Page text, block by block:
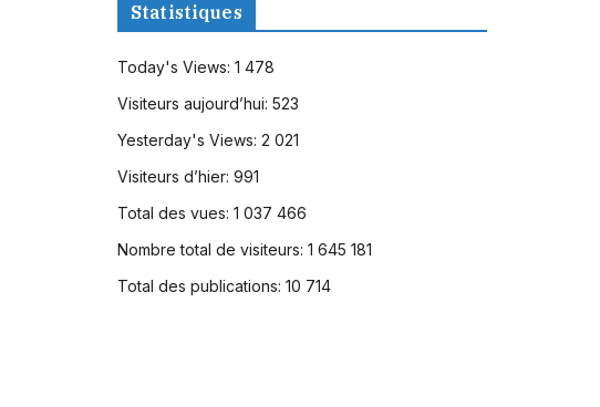
Statistiques
Today's Views: 1 478
Visiteurs aujourd’hui: 523
Yesterday's Views: 2 021
Visiteurs d’hier: 991
Total des vues: 1 037 466
Nombre total de visiteurs: 1 645 181
Total des publications: 10 714